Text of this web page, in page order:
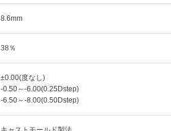
8.6mm
38％
±0.00(度なし)
-0.50～-6.00(0.25Dstep)
-6.50～-8.00(0.50Dstep)